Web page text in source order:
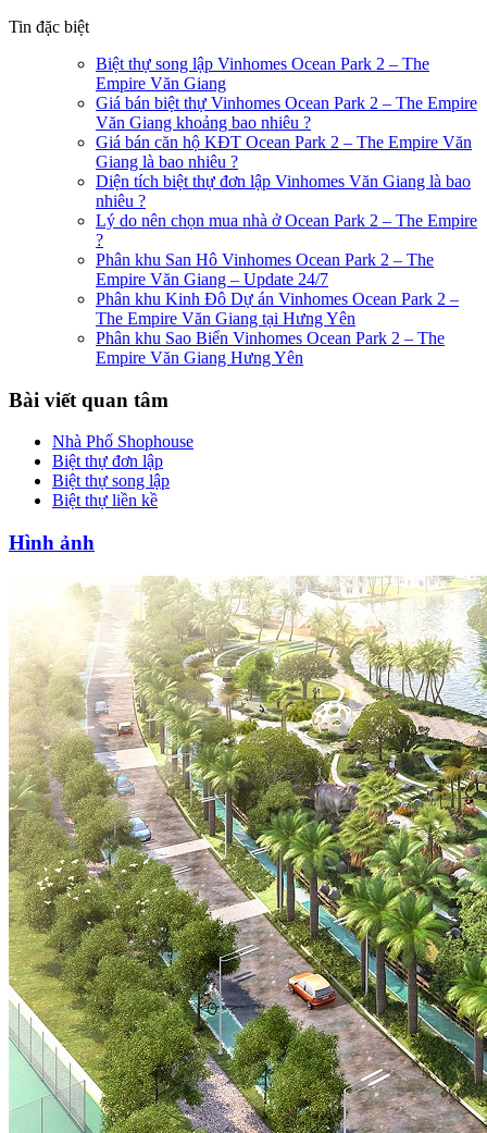
Tin đặc biệt
Biệt thự song lập Vinhomes Ocean Park 2 – The
Empire Văn Giang
Giá bán biệt thự Vinhomes Ocean Park 2 – The Empire
Văn Giang khoảng bao nhiêu ?
Giá bán căn hộ KĐT Ocean Park 2 – The Empire Văn
Giang là bao nhiêu ?
Diện tích biệt thự đơn lập Vinhomes Văn Giang là bao
nhiêu ?
Lý do nên chọn mua nhà ở Ocean Park 2 – The Empire
?
Phân khu San Hô Vinhomes Ocean Park 2 – The
Empire Văn Giang – Update 24/7
Phân khu Kinh Đô Dự án Vinhomes Ocean Park 2 –
The Empire Văn Giang tại Hưng Yên
Phân khu Sao Biển Vinhomes Ocean Park 2 – The
Empire Văn Giang Hưng Yên
Bài viết quan tâm
Nhà Phố Shophouse
Biệt thự đơn lập
Biệt thự song lập
Biệt thự liền kề
Hình ảnh